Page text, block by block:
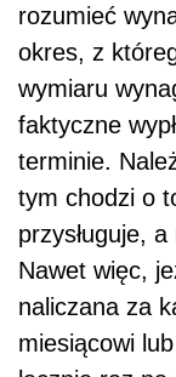
rozumieć
okres, z
wymiaru
faktyczne
terminie.
tym chodzi o
przysługuje, a
Nawet więc,
naliczana za
miesiącowi